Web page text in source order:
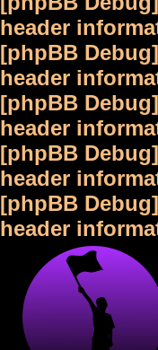
header
[phpBB
header
[phpBB
header
[phpBB
header
[phpBB
header